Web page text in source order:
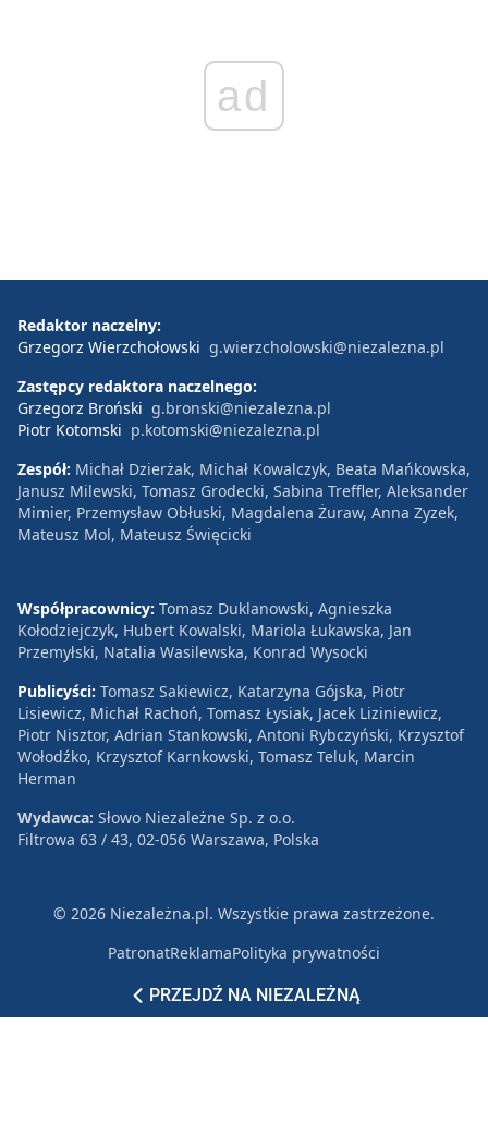
ad
PRZEJDŹ NA NIEZALEŻNĄ
Redaktor naczelny:
Grzegorz Wierzchołowski g.wierzcholowski@niezalezna.pl
Zastępcy redaktora naczelnego:
Grzegorz Broński g.bronski@niezalezna.pl
Piotr Kotomski p.kotomski@niezalezna.pl
Zespół: Michał Dzierżak, Michał Kowalczyk, Beata Mańkowska,
Janusz Milewski, Tomasz Grodecki, Sabina Treffler, Aleksander
Mimier, Przemysław Obłuski, Magdalena Żuraw, Anna Zyzek,
Mateusz Mol, Mateusz Święcicki
Współpracownicy: Tomasz Duklanowski, Agnieszka
Kołodziejczyk, Hubert Kowalski, Mariola Łukawska, Jan
Przemyłski, Natalia Wasilewska, Konrad Wysocki
Publicyści: Tomasz Sakiewicz, Katarzyna Gójska, Piotr
Lisiewicz, Michał Rachoń, Tomasz Łysiak, Jacek Liziniewicz,
Piotr Nisztor, Adrian Stankowski, Antoni Rybczyński, Krzysztof
Wołodźko, Krzysztof Karnkowski, Tomasz Teluk, Marcin
Herman
Wydawca: Słowo Niezależne Sp. z o.o.
Filtrowa 63 / 43, 02-056 Warszawa, Polska
© 2026 Niezależna.pl. Wszystkie prawa zastrzeżone.
PatronatReklamaPolityka prywatności